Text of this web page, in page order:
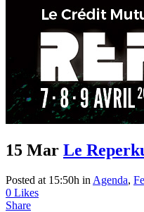
15 Mar Le
Posted at 15:50h in Agenda,
0 Likes
Share